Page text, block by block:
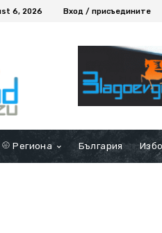
6, 2026 Вход / присъедините
Региона България